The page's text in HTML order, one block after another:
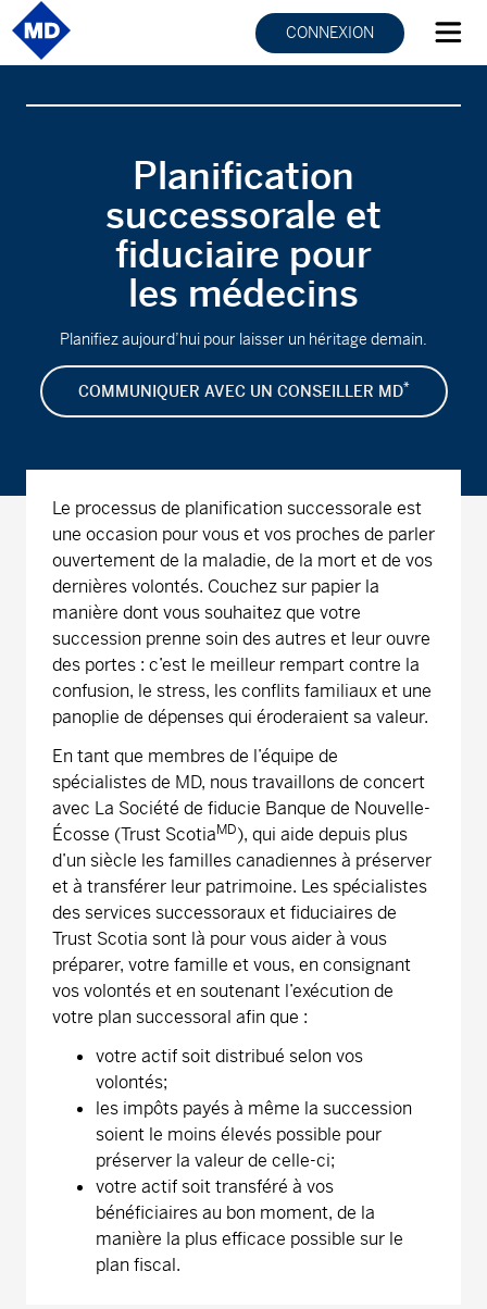
CONNEXION
Planification
successorale et
fiduciaire pour
les médecins
Planifiez aujourd’hui pour laisser un héritage demain.
COMMUNIQUER AVEC UN CONSEILLER MD*
Le processus de planification successorale est
une occasion pour vous et vos proches de parler
ouvertement de la maladie, de la mort et de vos
dernières volontés. Couchez sur papier la
manière dont vous souhaitez que votre
succession prenne soin des autres et leur ouvre
des portes : c’est le meilleur rempart contre la
confusion, le stress, les conflits familiaux et une
panoplie de dépenses qui éroderaient sa valeur.
En tant que membres de l’équipe de
spécialistes de MD, nous travaillons de concert
avec La Société de fiducie Banque de Nouvelle-
Écosse (Trust ScotiaMD), qui aide depuis plus
d’un siècle les familles canadiennes à préserver
et à transférer leur patrimoine. Les spécialistes
des services successoraux et fiduciaires de
Trust Scotia sont là pour vous aider à vous
préparer, votre famille et vous, en consignant
vos volontés et en soutenant l’exécution de
votre plan successoral afin que :
votre actif soit distribué selon vos
volontés;
les impôts payés à même la succession
soient le moins élevés possible pour
préserver la valeur de celle-ci;
votre actif soit transféré à vos
bénéficiaires au bon moment, de la
manière la plus efficace possible sur le
plan fiscal.